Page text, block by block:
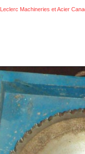
Machineries et Acier